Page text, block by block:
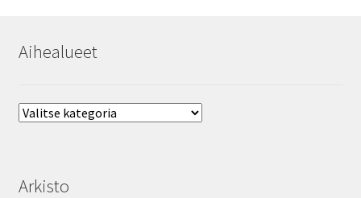
Aihealueet
Aihealueet
Arkisto